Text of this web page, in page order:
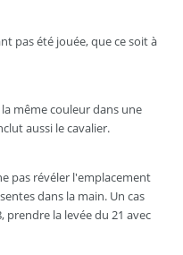
pas été jouée, que ce soit à
même couleur dans une
aussi le cavalier.
pas révéler l'emplacement
dans la main. Un cas
prendre la levée du 21 avec